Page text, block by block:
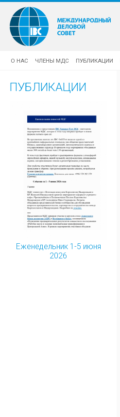
О НАС ЧЛЕНЫ МДС ПУБЛИКАЦИИ
ПУБЛИКАЦИИ
Еженедельник 1-5 июня
2026